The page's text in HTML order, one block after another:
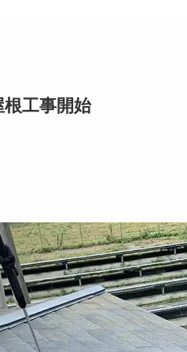
工事開始